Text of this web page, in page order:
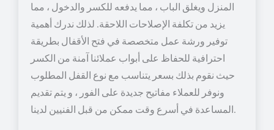
المنزل ويغلق الباب ، مما يدفعه للكسر والدخول ، مما
يزيد من تكلفة الإصلاحات اللاحقة. لذلك ندرك أهمية
توفير ورشة عمل متخصصة في فتح الأقفال بطريقة
احترافية للحفاظ على أبواب عملائنا آمنة من الكسر
حيث نقوم بذلك بسعر يتناسب مع نوع القفل المطلوب
ونوفر للعملاء مفاتيح جديدة على الفور ، و يتم تقديم
المساعدة في أسرع وقت ممكن من قبل الفنيين لدينا.